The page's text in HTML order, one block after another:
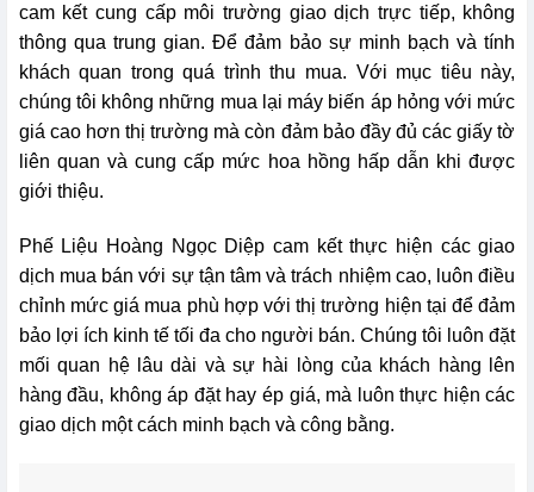
cam kết cung cấp môi trường giao dịch trực tiếp, không
thông qua trung gian. Để đảm bảo sự minh bạch và tính
khách quan trong quá trình thu mua. Với mục tiêu này,
chúng tôi không những mua lại máy biến áp hỏng với mức
giá cao hơn thị trường mà còn đảm bảo đầy đủ các giấy tờ
liên quan và cung cấp mức hoa hồng hấp dẫn khi được
giới thiệu.
Phế Liệu Hoàng Ngọc Diệp cam kết thực hiện các giao
dịch mua bán với sự tận tâm và trách nhiệm cao, luôn điều
chỉnh mức giá mua phù hợp với thị trường hiện tại để đảm
bảo lợi ích kinh tế tối đa cho người bán. Chúng tôi luôn đặt
mối quan hệ lâu dài và sự hài lòng của khách hàng lên
hàng đầu, không áp đặt hay ép giá, mà luôn thực hiện các
giao dịch một cách minh bạch và công bằng.